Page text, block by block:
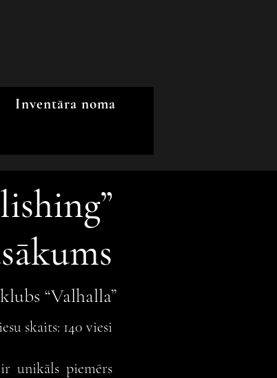
Inventāra noma
”
“Valhalla”
skaits: 140 viesi
unikāls piemērs